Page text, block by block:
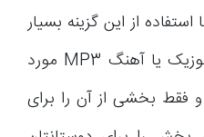
استفاده از این گزینه بسیار
عالی می‌توانید فایل موزیک یا آهنگ MP3 مورد
فقط بخشی از آن را برای